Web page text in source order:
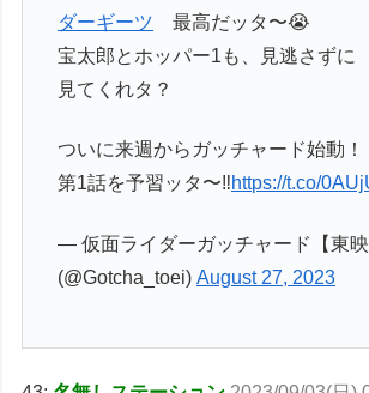
ダーギーツ 最高だッタ〜😭
宝太郎とホッパー1も、見逃さずに
見てくれタ？
ついに来週からガッチャード始動！
第1話を予習ッタ〜‼️https://t.co/
— 仮面ライダーガッチャード【東映
(@Gotcha_toei)August 27, 2023